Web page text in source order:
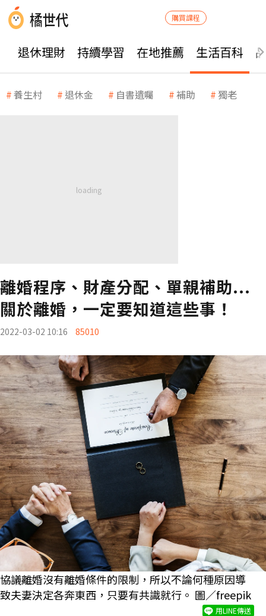
購買課程
退休理財 持續學習 在地推薦 生活百科
養生村 退休金 自書遺囑 補助 獨老
離婚程序、財產分配、單親補助...
關於離婚，一定要知道這些事！
2022-03-02 10:16 85010
協議離婚沒有離婚條件的限制，所以不論何種原因導
致夫妻決定各奔東西，只要有共識就行。 圖／freepik
用LINE傳送